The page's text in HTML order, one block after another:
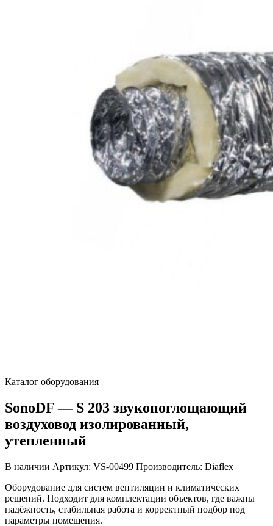
Каталог оборудования
SonoDF — S 203 звукопоглощающий
воздуховод изолированный,
утепленный
В наличии Артикул: VS-00499 Производитель: Diaflex
Оборудование для систем вентиляции и климатических
решений. Подходит для комплектации объектов, где важны
надёжность, стабильная работа и корректный подбор под
параметры помещения.